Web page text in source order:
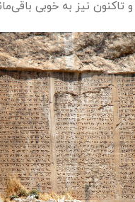
تاکنون نیز به خوبی